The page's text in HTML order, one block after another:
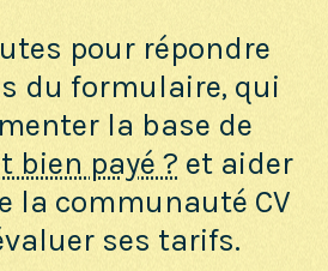
pour répondre
du formulaire, qui
la base de
bien payé ? et aider
la communauté CV
ses tarifs.